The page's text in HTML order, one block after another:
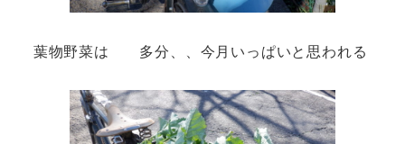
葉物野菜は 多分、、今月いっぱいと思われる